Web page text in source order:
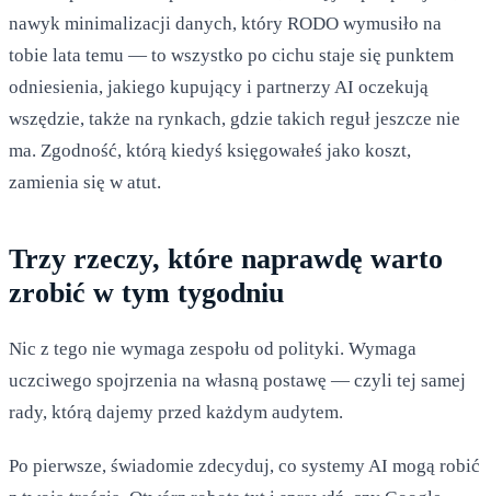
nawyk minimalizacji danych, który RODO wymusiło na
tobie lata temu — to wszystko po cichu staje się punktem
odniesienia, jakiego kupujący i partnerzy AI oczekują
wszędzie, także na rynkach, gdzie takich reguł jeszcze nie
ma. Zgodność, którą kiedyś księgowałeś jako koszt,
zamienia się w atut.
Trzy rzeczy, które naprawdę warto
zrobić w tym tygodniu
Nic z tego nie wymaga zespołu od polityki. Wymaga
uczciwego spojrzenia na własną postawę — czyli tej samej
rady, którą dajemy przed każdym audytem.
Po pierwsze, świadomie zdecyduj, co systemy AI mogą robić